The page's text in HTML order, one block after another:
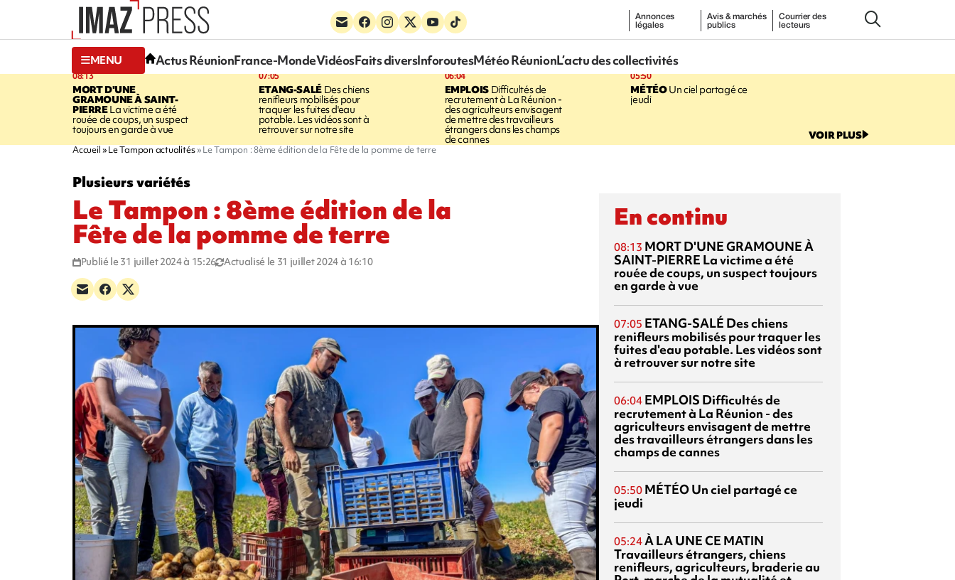
Annonces
légales
Avis & marchés
publics
Courrier des
lecteurs
MENU Actus RéunionFrance-MondeVidéosFaits diversInforoutesMétéo RéunionL’actu des collectivités
08:13
MORT D'UNE
GRAMOUNE À SAINT-
PIERRELa victime a été
rouée de coups, un suspect
toujours en garde à vue
07:05
ETANG-SALÉDes chiens
renifleurs mobilisés pour
traquer les fuites d'eau
potable. Les vidéos sont à
retrouver sur notre site
06:04
EMPLOISDifficultés de
recrutement à La Réunion -
des agriculteurs envisagent
de mettre des travailleurs
étrangers dans les champs
de cannes
05:50
MÉTÉOUn ciel partagé ce
jeudi
VOIR PLUS
Accueil Le Tampon actualités Le Tampon : 8ème édition de la Fête de la pomme de terre
Plusieurs variétés
Le Tampon : 8ème édition de la
Fête de la pomme de terre
Publié le 31 juillet 2024 à 15:26 Actualisé le 31 juillet 2024 à 16:10
En continu
08:13 MORT D'UNE GRAMOUNE À
SAINT-PIERRE La victime a été
rouée de coups, un suspect toujours
en garde à vue
07:05 ETANG-SALÉ Des chiens
renifleurs mobilisés pour traquer les
fuites d'eau potable. Les vidéos sont
à retrouver sur notre site
06:04 EMPLOIS Difficultés de
recrutement à La Réunion - des
agriculteurs envisagent de mettre
des travailleurs étrangers dans les
champs de cannes
05:50 MÉTÉOUn ciel partagé ce
jeudi
05:24À LA UNE CE MATIN
Travailleurs étrangers, chiens
renifleurs, agriculteurs, braderie au